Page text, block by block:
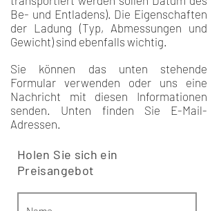
Be- und Entladens). Die Eigenschaften
der Ladung (Typ, Abmessungen und
Gewicht) sind ebenfalls wichtig.
Sie können das unten stehende
Formular verwenden oder uns eine
Nachricht mit diesen Informationen
senden. Unten finden Sie E-Mail-
Adressen.
Holen Sie sich ein
Preisangebot